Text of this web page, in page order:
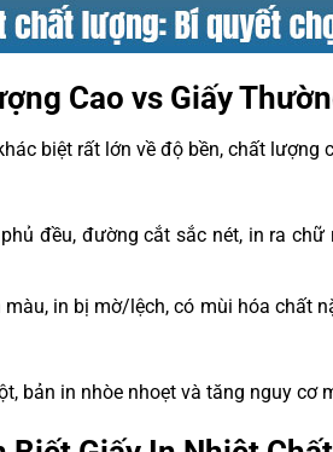
Cao vs Giấy
biệt rất lớn về độ bền, chất
đều, đường cắt sắc nét, in ra
màu, in bị mờ/lệch, có mùi hóa chất
bản in nhòe nhoẹt và tăng nguy cơ